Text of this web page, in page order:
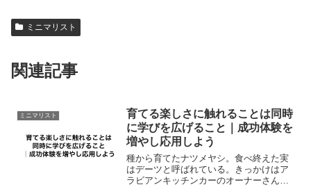
ミニマリスト
関連記事
ミニマリスト
育てる楽しさに触れることは同時
に学びを広げること｜成功体験を
増やし応用しよう
種から育てたナツメヤシ。食べ終えた実
はデーツと呼ばれている。きっかけはア
ラビアンキッチンカーのオーナーさんに